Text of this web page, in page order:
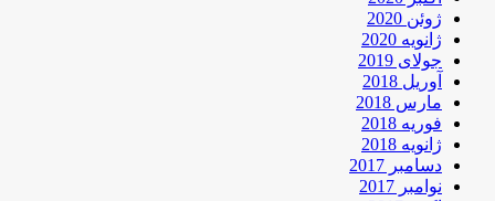
ژوئن 2020
ژانویه 2020
جولای 2019
آوریل 2018
مارس 2018
فوریه 2018
ژانویه 2018
دسامبر 2017
نوامبر 2017